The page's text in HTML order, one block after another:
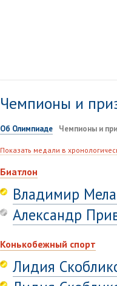
Чемпионы и
Об Олимпиаде Чемпионы и
Показать медали в
Биатлон
Владимир
Александр
Конькобежный спорт
Лидия